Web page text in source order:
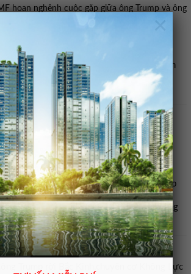
×
hoan nghênh cuộc gặp giữa ông Trump và ông
đã đánh giá tích cực cuộc gặp giữa
và Chủ tịch Trung Quốc Tập Cận Bình
tế thế giới đang đối mặt với nguy cơ
bất lợi”.
thống Trump: Trung Quốc cam kết không
Iran
Trump cho biết Chủ tịch Trung Quốc Tập
không cung cấp thiết bị quân sự cho Iran,
muốn hỗ trợ chấm dứt xung đột tại Trung
Hormuz.
thống Mỹ Donald Trump,Chủ tịch Trung
Trump rời Bắc Kinh,chuyên cơ Không Lực